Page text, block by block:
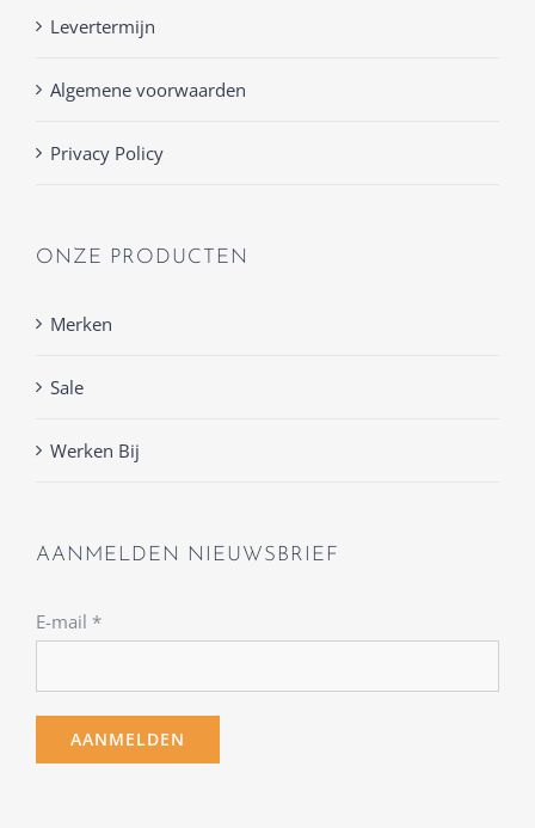
Levertermijn
Algemene voorwaarden
Privacy Policy
ONZE PRODUCTEN
Merken
Sale
Werken Bij
AANMELDEN NIEUWSBRIEF
E-mail *